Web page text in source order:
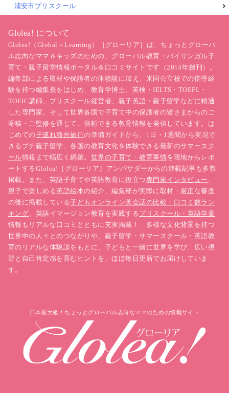
浦安市プリスクール
Glolea! について
Glolea!（Global＋Learning）［グローリア］は、ちょっとグローバ
ル志向なママ＆キッズのための、グローバル教育・バイリンガル子
育て・親子留学情報ポータル＆口コミサイトです（2014年創刊）。
編集部による取材や保護者の体験談に加え、米国公立校での指導経
験を持つ編集長をはじめ、教育学博士、英検・IELTS・TOEFL・
TOEIC講師、プリスクール経営者、親子英語・親子留学などに精通
した専門家、そして世界各国で子育て中の保護者の皆さまからのご
寄稿・ご監修を通じて、信頼できる教育情報を発信しています。は
じめての子連れ海外旅行の準備ガイドから、1日・1週間から実現で
きるプチ親子留学、各国の教育文化を体験できる最新のサマースク
ール情報まで幅広く網羅。 世界の子育て・教育事情を現地からレポ
ートするGlolea!［グローリア］アンバサダーからの連載記事も多数
掲載。また、英語子育てや英語教育に役立つ専門家インタビュー 、
親子で楽しめる英語絵本の紹介、編集部が実際に取材・厳正な審査
の後に掲載している子どもオンライン英会話の比較・口コミ数ラン
キング、英語イマージョン教育を実践するプリスクール・英語学童
情報もリアルな口コミとともに充実掲載！ 多様な文化背景を持つ
世界中の人々とのつながりや、親子留学・サマースクール・英語教
育のリアルな体験談をもとに、子どもと一緒に世界を学び、広い視
野と自己肯定感を育むヒントを、ほぼ毎日更新でお届けしていま
す。
日本最大級！ちょっとグローバル志向なママのための情報サイト